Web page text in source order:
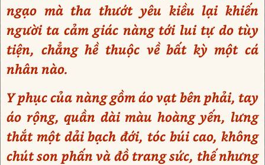
ngạo mà tha thướt yêu kiều lại khiến
người ta cảm giác nàng tới lui tự do tùy
tiện, chẳng hề thuộc về bất kỳ một cá
nhân nào.
Y phục của nàng gồm áo vạt bên phải, tay
áo rộng, quần dài màu hoàng yến, lưng
thắt một dải bạch đới, tóc búi cao, không
chút son phấn và đồ trang sức, thế nhưng